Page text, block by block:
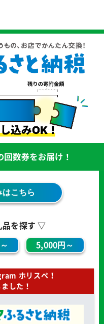
こちら
品を探す ▽
5,000円～
ホリスペ！
した！